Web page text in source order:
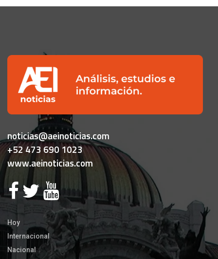
noticias@aeinoticias.com
+52 473 690 1023
www.aeinoticias.com
Hoy
Internacional
Nacional